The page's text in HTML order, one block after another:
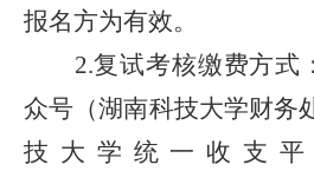
报名方为有效。
2.复试考核缴费方式
众号（湖南科技大学财务
技大学统一收支平